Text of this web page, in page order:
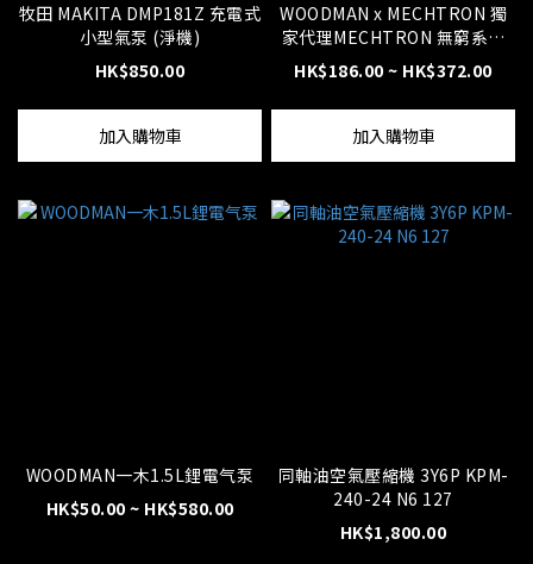
牧田 MAKITA DMP181Z 充電式
小型氣泵 (淨機)
HK$850.00
加入購物車
WOODMAN x MECHTRON 獨
家代理MECHTRON 無窮系列
(暴力風槍 小風扇 氣泵 手電筒)
(香港區) (需預訂)
HK$186.00 ~ HK$372.00
加入購物車
WOODMAN一木1.5L鋰電气泵
HK$50.00 ~ HK$580.00
同軸油空氣壓縮機 3Y6P KPM-
240-24 N6 127
HK$1,800.00